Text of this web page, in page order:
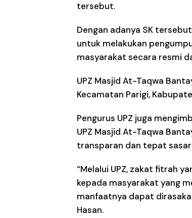
tersebut.
Dengan adanya SK
untuk melakukan
masyarakat secara resmi
UPZ Masjid At-Taqwa
Kecamatan Parigi,
Pengurus UPZ juga
UPZ Masjid At-Taqwa
transparan dan tepat
“Melalui UPZ, zakat fitrah
kepada masyarakat yang
manfaatnya dapat
Hasan.